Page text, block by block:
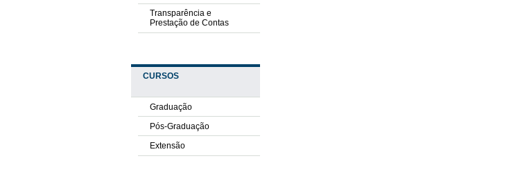
Transparência e
Prestação de Contas
CURSOS
Graduação
Pós-Graduação
Extensão